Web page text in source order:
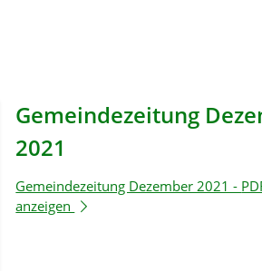
Gemeindezeitung
2021
Gemeindezeitung Dezember 2021 -
anzeigen